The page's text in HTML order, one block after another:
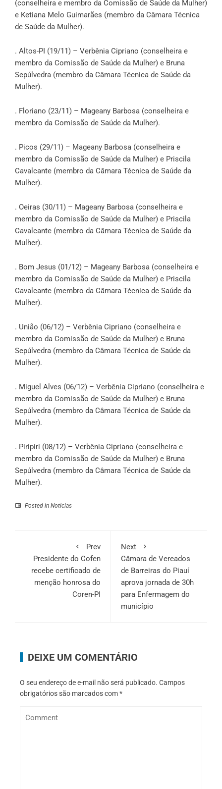
(conselheira e membro da Comissão de Saúde da Mulher)
e Ketiana Melo Guimarães (membro da Câmara Técnica
de Saúde da Mulher).
. Altos-PI (19/11) – Verbênia Cipriano (conselheira e
membro da Comissão de Saúde da Mulher) e Bruna
Sepúlvedra (membro da Câmara Técnica de Saúde da
Mulher).
. Floriano (23/11) – Mageany Barbosa (conselheira e
membro da Comissão de Saúde da Mulher).
. Picos (29/11) – Mageany Barbosa (conselheira e
membro da Comissão de Saúde da Mulher) e Priscila
Cavalcante (membro da Câmara Técnica de Saúde da
Mulher).
. Oeiras (30/11) – Mageany Barbosa (conselheira e
membro da Comissão de Saúde da Mulher) e Priscila
Cavalcante (membro da Câmara Técnica de Saúde da
Mulher).
. Bom Jesus (01/12) – Mageany Barbosa (conselheira e
membro da Comissão de Saúde da Mulher) e Priscila
Cavalcante (membro da Câmara Técnica de Saúde da
Mulher).
. União (06/12) – Verbênia Cipriano (conselheira e
membro da Comissão de Saúde da Mulher) e Bruna
Sepúlvedra (membro da Câmara Técnica de Saúde da
Mulher).
. Miguel Alves (06/12) – Verbênia Cipriano (conselheira e
membro da Comissão de Saúde da Mulher) e Bruna
Sepúlvedra (membro da Câmara Técnica de Saúde da
Mulher).
. Piripiri (08/12) – Verbênia Cipriano (conselheira e
membro da Comissão de Saúde da Mulher) e Bruna
Sepúlvedra (membro da Câmara Técnica de Saúde da
Mulher).
Posted in Noticias
Prev
Presidente do Cofen
recebe certificado de
menção honrosa do
Coren-PI
Next
Câmara de Vereados
de Barreiras do Piauí
aprova jornada de 30h
para Enfermagem do
município
DEIXE UM COMENTÁRIO
O seu endereço de e-mail não será publicado. Campos
obrigatórios são marcados com*